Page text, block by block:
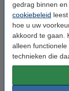
gedrag binnen
cookiebeleid
hoe u uw
akkoord te gaan.
alleen
technieken die
123accu Xtreme
Penlite AA